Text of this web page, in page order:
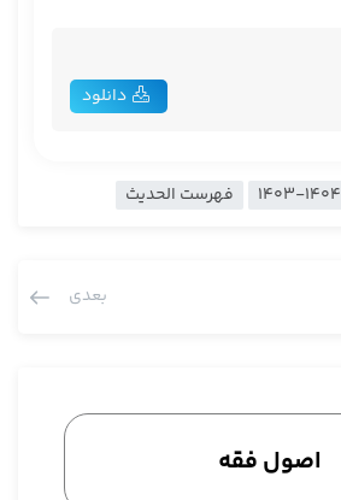
دانلود
1403-1404 فهرست الحدیث
بعدی
اصول فقه